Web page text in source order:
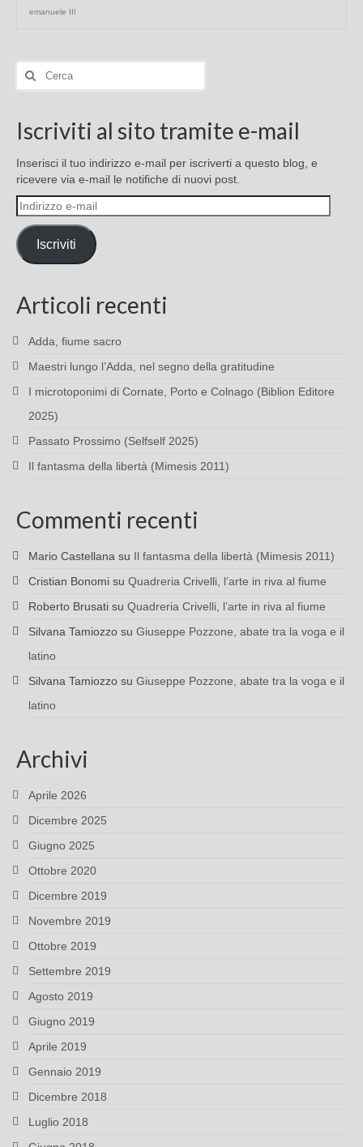
emanuele III
Cerca:
Iscriviti al sito tramite e-mail
Inserisci il tuo indirizzo e-mail per iscriverti a questo blog, e
ricevere via e-mail le notifiche di nuovi post.
Indirizzo
e-
mail
Iscriviti
Articoli recenti
Adda, fiume sacro
Maestri lungo l’Adda, nel segno della gratitudine
I microtoponimi di Cornate, Porto e Colnago (Biblion Editore
2025)
Passato Prossimo (Selfself 2025)
Il fantasma della libertà (Mimesis 2011)
Commenti recenti
Mario Castellana su Il fantasma della libertà (Mimesis 2011)
Cristian Bonomi su Quadreria Crivelli, l’arte in riva al fiume
Roberto Brusati su Quadreria Crivelli, l’arte in riva al fiume
Silvana Tamiozzo su Giuseppe Pozzone, abate tra la voga e il
latino
Silvana Tamiozzo su Giuseppe Pozzone, abate tra la voga e il
latino
Archivi
Aprile 2026
Dicembre 2025
Giugno 2025
Ottobre 2020
Dicembre 2019
Novembre 2019
Ottobre 2019
Settembre 2019
Agosto 2019
Giugno 2019
Aprile 2019
Gennaio 2019
Dicembre 2018
Luglio 2018